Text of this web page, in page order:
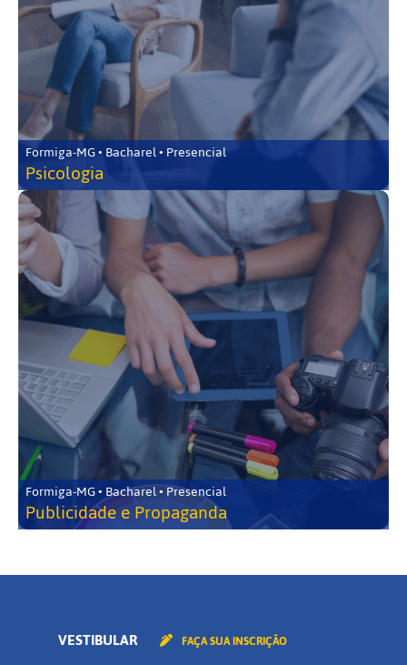
Formiga-MG • Bacharel • Presencial
Psicologia
Formiga-MG • Bacharel • Presencial
Publicidade e Propaganda
VESTIBULAR FAÇA SUA INSCRIÇÃO